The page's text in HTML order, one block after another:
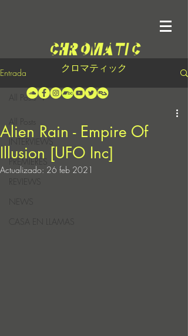
クロマティック
Entrada
INTERVIEWS
PREMIERES
REVIEWS
CASA EN LLAMAS
All Posts
Alien Rain - Empire Of
Illusion [UFO Inc]
Actualizado: 26 feb 2021